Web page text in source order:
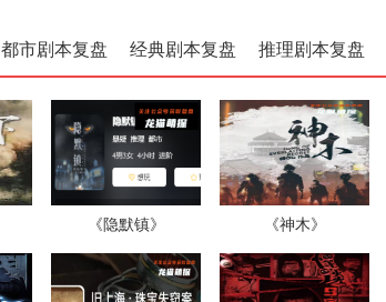
推理剧本复盘
经典剧本复盘
都市剧本复盘
《隐默镇》 《神木》